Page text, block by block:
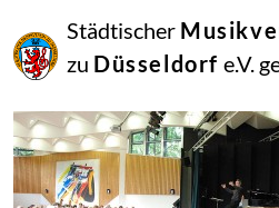
Städtischer
zu Düsseldorf e.V.
September
2014
Manfred Hill